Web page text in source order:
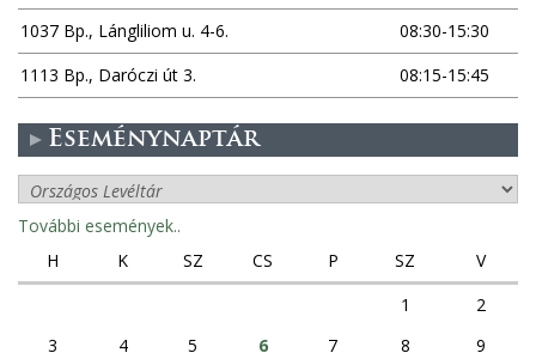
1037 Bp., Lángliliom u. 4-6.
08:30-15:30
1113 Bp., Daróczi út 3.
08:15-15:45
Eseménynaptár
További események..
H
K SZ CS P SZ
V
1
2
3
4 5 6 7 8
9